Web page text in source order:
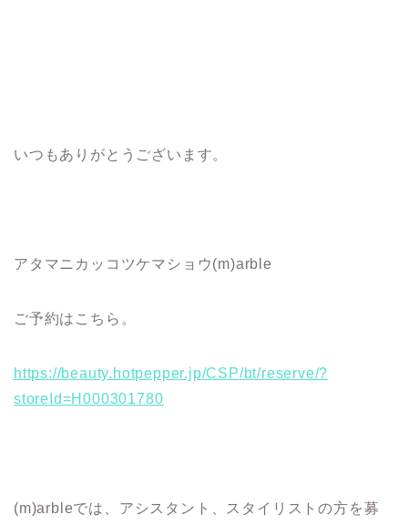
いつもありがとうございます。
アタマニカッコツケマショウ(m)arble
ご予約はこちら。
https://beauty.hotpepper.jp/CSP/bt/reserve/?
storeId=H000301780
(m)arbleでは、アシスタント、スタイリストの方を募